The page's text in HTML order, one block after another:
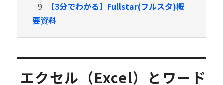
9
【3分でわかる】Fullstar(フルスタ)概
要資料
エクセル（Excel）とワード